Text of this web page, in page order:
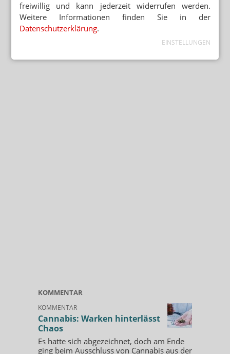
freiwillig und kann jederzeit widerrufen werden.
Weitere Informationen finden Sie in der
Datenschutzerklärung.
EINSTELLUNGEN
KOMMENTAR
KOMMENTAR
Cannabis: Warken hinterlässt
Chaos
Es hatte sich abgezeichnet, doch am Ende
ging beim Ausschluss von Cannabis aus der